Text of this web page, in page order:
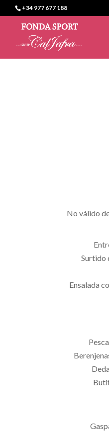
+34 977 677 188
No válido
Surtido
Ensalada